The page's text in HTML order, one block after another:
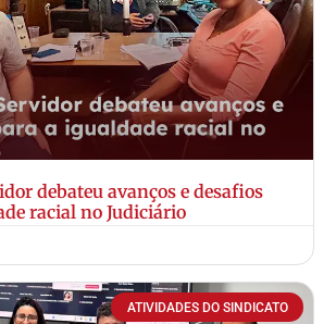
debateu avanços e desafios
racial no Judiciário
ATIVIDADES DO SINDICATO